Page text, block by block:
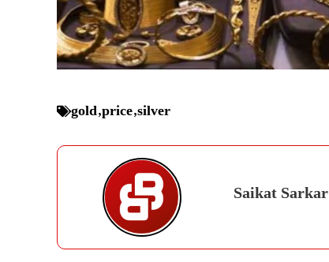
gold,price,silver
Saikat Sarkar